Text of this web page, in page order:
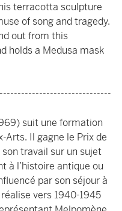
terracotta sculpture
of song and tragedy.
out from this
holds a Medusa mask
suit une formation
Arts. Il gagne le Prix de
travail sur un sujet
à l’histoire antique ou
par son séjour à
vers 1940-1945